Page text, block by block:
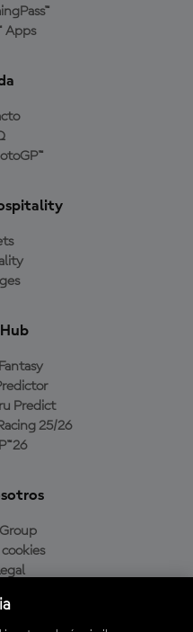
Apps
Predict
25/26